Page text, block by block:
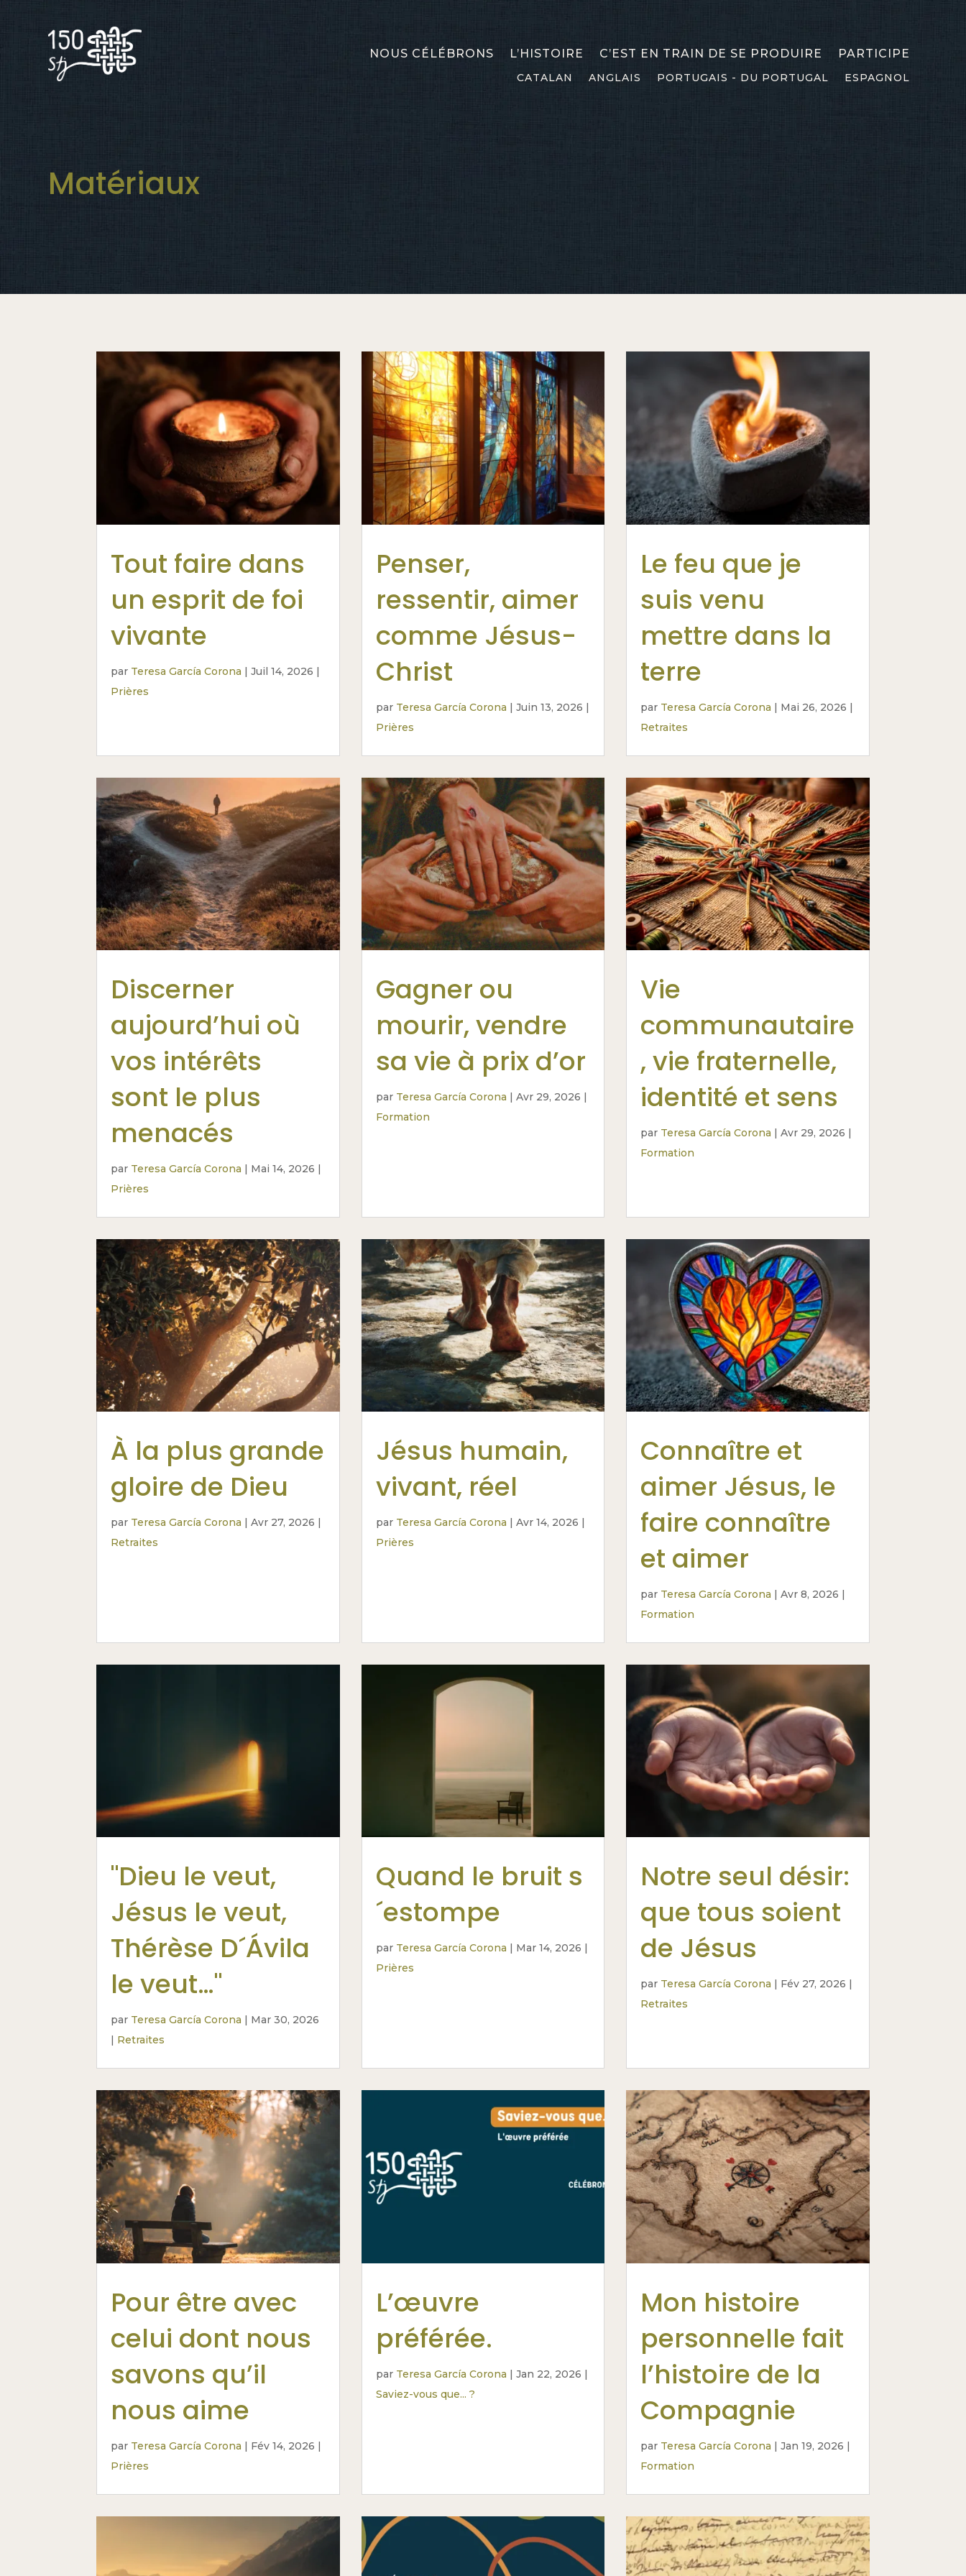
NOUS CÉLÉBRONS L’HISTOIRE C’EST EN TRAIN DE SE PRODUIRE PARTICIPE
CATALAN ANGLAIS PORTUGAIS - DU PORTUGAL ESPAGNOL
Matériaux
Tout faire dans
un esprit de foi
vivante
par Teresa García Corona |Juil 14, 2026 |
Prières
Penser,
ressentir, aimer
comme Jésus-
Christ
par Teresa García Corona | Juin 13, 2026 |
Prières
Le feu que je
suis venu
mettre dans la
terre
par Teresa García Corona | Mai 26, 2026 |
Retraites
Discerner
aujourd’hui où
vos intérêts
sont le plus
menacés
par Teresa García Corona | Mai 14, 2026 |
Prières
Gagner ou
mourir, vendre
sa vie à prix d’or
par Teresa García Corona | Avr 29, 2026 |
Formation
Vie
communautaire
, vie fraternelle,
identité et sens
par Teresa García Corona |Avr 29, 2026 |
Formation
À la plus grande
gloire de Dieu
par Teresa García Corona |Avr 27, 2026 |
Retraites
Jésus humain,
vivant, réel
par Teresa García Corona | Avr 14, 2026 |
Prières
Connaître et
aimer Jésus, le
faire connaître
et aimer
par Teresa García Corona |Avr 8, 2026 |
Formation
"Dieu le veut,
Jésus le veut,
Thérèse D´Ávila
le veut…"
par Teresa García Corona
Mar 30, 2026
Retraites
Quand le bruit s
´estompe
par Teresa García Corona Mar 14, 2026
Prières
Notre seul désir:
que tous soient
de Jésus
par Teresa García Corona Fév 27, 2026
Retraites
Pour être avec
celui dont nous
savons qu’il
nous aime
par Teresa García Corona | Fév 14, 2026 |
Prières
L’œuvre
préférée.
par Teresa García Corona | Jan 22, 2026 |
Saviez-vous que... ?
Mon histoire
personnelle fait
l’histoire de la
Compagnie
par Teresa García Corona |Jan 19, 2026 |
Formation